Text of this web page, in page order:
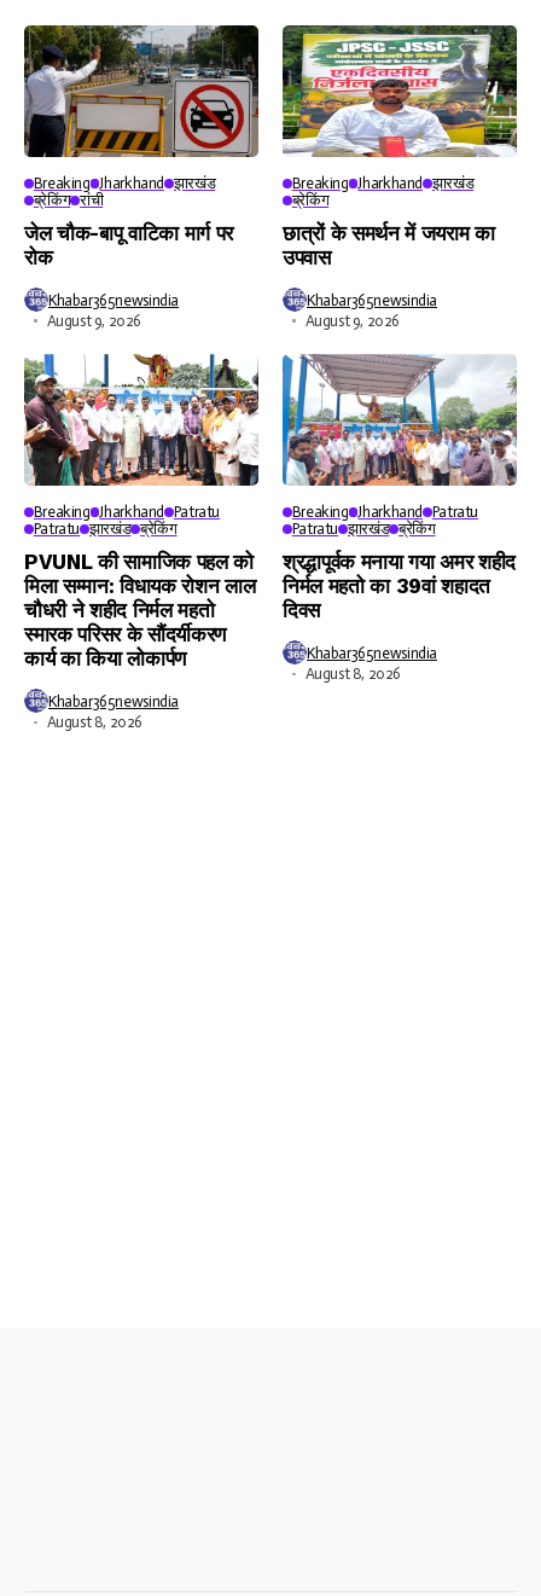
Breaking Jharkhand
झारखंड
ब्रेकिंग रांची
जेल चौक-बापू वाटिका मार्ग पर
रोक
Khabar365newsindia
August 9, 2026
Breaking Jharkhand
झारखंड
ब्रेकिंग
छात्रों के समर्थन में जयराम का
उपवास
Khabar365newsindia
August 9, 2026
Breaking Jharkhand
Patratu
Patratu झारखंड ब्रेकिंग
PVUNL की सामाजिक पहल को
मिला सम्मान: विधायक रोशन लाल
चौधरी ने शहीद निर्मल महतो
स्मारक परिसर के सौंदर्यीकरण
कार्य का किया लोकार्पण
Khabar365newsindia
August 8, 2026
Breaking Jharkhand
Patratu
Patratu झारखंड ब्रेकिंग
श्रद्धापूर्वक मनाया गया अमर शहीद
निर्मल महतो का 39वां शहादत
दिवस
Khabar365newsindia
August 8, 2026